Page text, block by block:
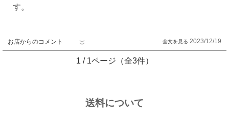
す。
お店からのコメント 2023/12/19
1 / 1ページ（全3件）
送料について